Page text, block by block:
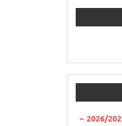
ولوج سلك الإجازة في التربية – 2026/2027 –